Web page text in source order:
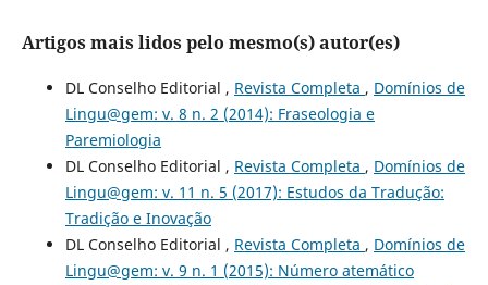
Artigos mais lidos pelo mesmo(s) autor(es)
DL Conselho Editorial , Revista Completa , Domínios de
Lingu@gem: v. 8 n. 2 (2014): Fraseologia e
Paremiologia
DL Conselho Editorial , Revista Completa , Domínios de
Lingu@gem: v. 11 n. 5 (2017): Estudos da Tradução:
Tradição e Inovação
DL Conselho Editorial , Revista Completa , Domínios de
Lingu@gem: v. 9 n. 1 (2015): Número atemático